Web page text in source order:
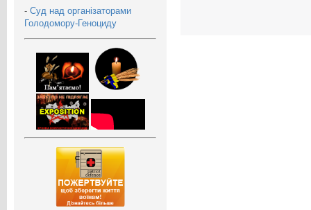
- Суд над організаторами
Голодомору-Геноциду